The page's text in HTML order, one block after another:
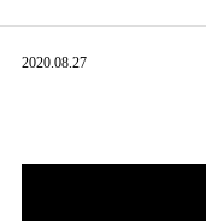
2020.08.27